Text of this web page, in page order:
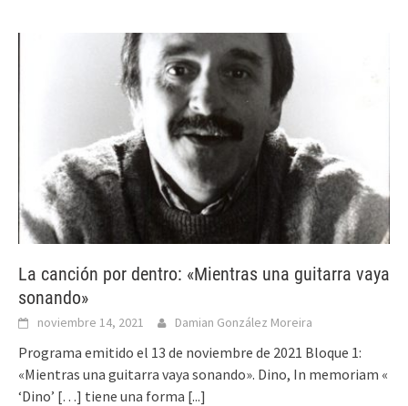
La canción por dentro: «Mientras una guitarra vaya
sonando»
noviembre 14, 2021 Damian González Moreira
Programa emitido el 13 de noviembre de 2021 Bloque 1:
«Mientras una guitarra vaya sonando». Dino, In memoriam «
‘Dino’ […] tiene una forma [...]